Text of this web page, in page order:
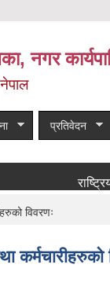
नगर
प्रतिवेदन
राष्ट्रिय
विवरणः
कर्मचारीहरुको